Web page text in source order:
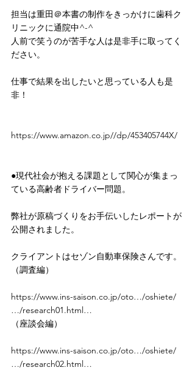
担当は重田＠本書の制作をきっかけに歯科ク
リニックに通院中^-^
人前で笑うのが苦手な人は是非手に取ってく
ださい。
仕事で結果を出したいと思っている人も是
非！
https://www.amazon.co.jp//dp/453405744X/
●現代社会が抱える課題として関心が集まっ
ている高齢者ドライバー問題。
弊社が原稿づくりをお手伝いしたレポートが
公開されました。
クライアントはセゾン自動車保険さんです。
（調査編）
https://www.ins-saison.co.jp/oto…/oshiete/
…/research01.html…
（座談会編）
https://www.ins-saison.co.jp/oto…/oshiete/
…/research02.html…